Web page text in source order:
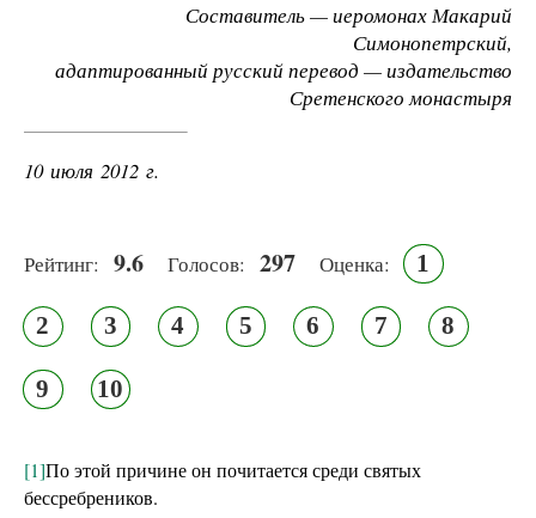
Составитель — иеромонах Макарий
Симонопетрский,
адаптированный русский перевод — издательство
Сретенского монастыря
10 июля 2012 г.
Рейтинг: 9.6 Голосов: 297 Оценка: 1
2 3 4 5 6 7 8
9 10
[1]По этой причине он почитается среди святых
бессребреников.